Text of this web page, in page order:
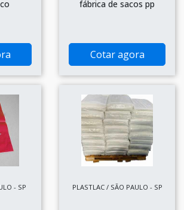
fábrica de sacos pp
Cotar agora
- SP PLASTLAC / SÃO PAULO - SP